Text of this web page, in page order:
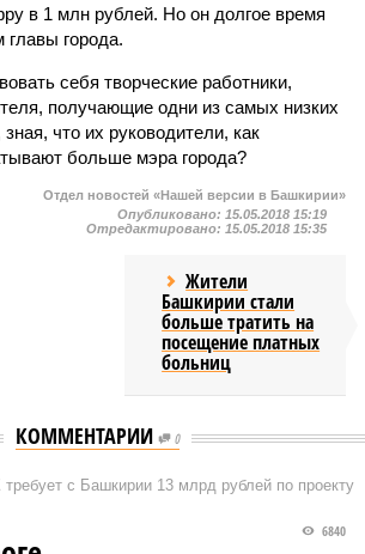
в 1 млн рублей. Но он долгое время
города.
себя творческие работники,
получающие одни из самых низких
зная, что их руководители, как
больше мэра города?
Отдел новостей «Нашей версии в Башкирии»
Опубликовано: 15.05.2018 15:19
Отредактировано: 15.05.2018 15:35
Жители
Башкирии стали
больше тратить на
посещение платных
больниц
КОММЕНТАРИИ 0
требует с Башкирии 13 млрд рублей по проекту
6840